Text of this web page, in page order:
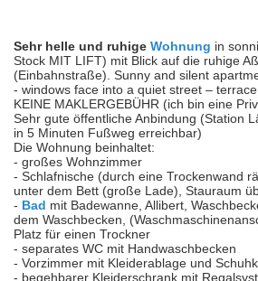
Sehr helle und ruhige Wohnung in
Stock MIT LIFT) mit Blick auf die ruhige
(Einbahnstraße). Sunny and silent
- windows face into a quiet street – terrace
KEINE MAKLERGEBÜHR (ich bin eine
Sehr gute öffentliche Anbindung (Station
in 5 Minuten Fußweg erreichbar)
Die Wohnung beinhaltet:
- großes Wohnzimmer
- Schlafnische (durch eine Trockenwand
unter dem Bett (große Lade), Stauraum
- Bad mit Badewanne, Allibert,
dem Waschbecken,
Platz für einen Trockner
- separates WC mit Handwaschbecken
- Vorzimmer mit Kleiderablage und
- begehbarer Kleiderschrank mit